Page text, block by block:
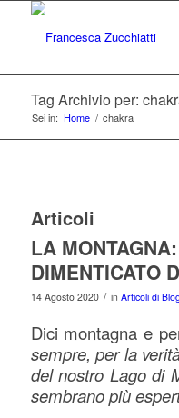
Tag Archivio per:
Sei in: Home / chakra
Articoli
LA
DIMENTICATO
14 Agosto 2020 / in Articoli di
Dici montagna e
sempre, per la
del nostro Lago di
sembrano più